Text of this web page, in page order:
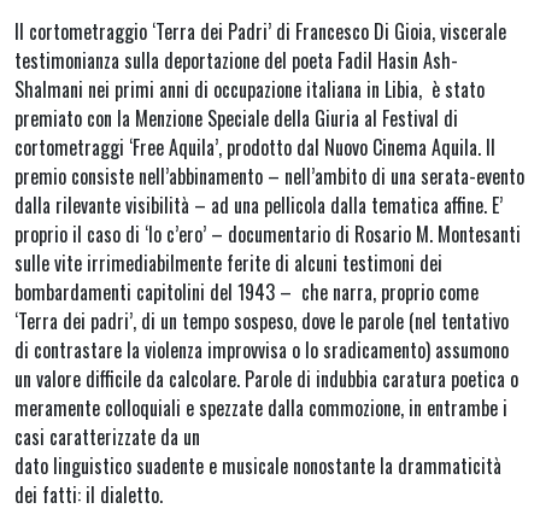
Il cortometraggio ‘Terra dei Padri’ di Francesco Di Gioia, viscerale
testimonianza sulla deportazione del poeta Fadil Hasin Ash-
Shalmani nei primi anni di occupazione italiana in Libia, è stato
premiato con la Menzione Speciale della Giuria al Festival di
cortometraggi ‘Free Aquila’, prodotto dal Nuovo Cinema Aquila. Il
premio consiste nell’abbinamento – nell’ambito di una serata-evento
dalla rilevante visibilità – ad una pellicola dalla tematica affine. E’
proprio il caso di ‘Io c’ero’ – documentario di Rosario M. Montesanti
sulle vite irrimediabilmente ferite di alcuni testimoni dei
bombardamenti capitolini del 1943 – che narra, proprio come
‘Terra dei padri’, di un tempo sospeso, dove le parole (nel tentativo
di contrastare la violenza improvvisa o lo sradicamento) assumono
un valore difficile da calcolare. Parole di indubbia caratura poetica o
meramente colloquiali e spezzate dalla commozione, in entrambe i
casi caratterizzate da un
dato linguistico suadente e musicale nonostante la drammaticità
dei fatti: il dialetto.